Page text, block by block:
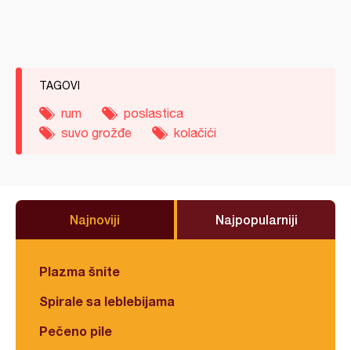
TAGOVI
rum
poslastica
suvo grožđe
kolačići
Najnoviji Najpopularniji
Plazma šnite
Spirale sa leblebijama
Pečeno pile